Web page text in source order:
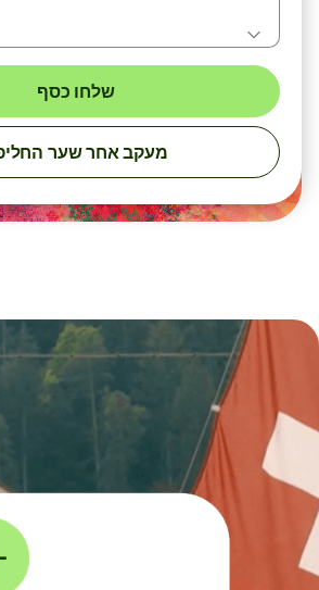
שלחו כסף
מעקב אחר שער החליפין